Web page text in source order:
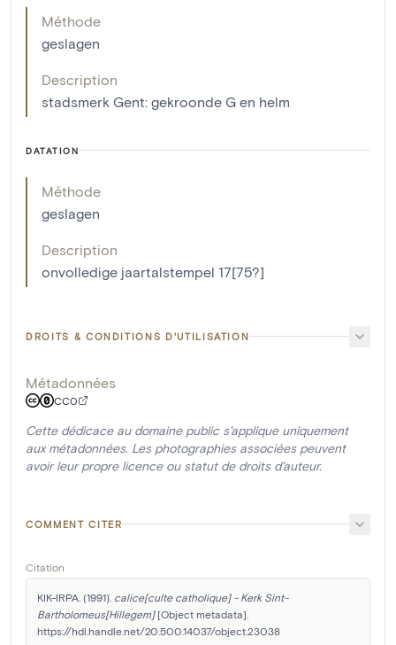
Méthode
geslagen
Description
stadsmerk Gent: gekroonde G en helm
DATATION
Méthode
geslagen
Description
onvolledige jaartalstempel 17[75?]
DROITS & CONDITIONS D'UTILISATION
Métadonnées
CC0
Cette dédicace au domaine public s'applique uniquement
aux métadonnées. Les photographies associées peuvent
avoir leur propre licence ou statut de droits d'auteur.
COMMENT CITER
Citation
KIK-IRPA. (1991). calice[culte catholique] - Kerk Sint-
Bartholomeus[Hillegem] [Object metadata].
https://hdl.handle.net/20.500.14037/object.23038